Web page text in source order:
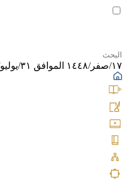
١٧/صفر/١٤٤٨ الموافق ٣١/يوليو/٢٠٢٦